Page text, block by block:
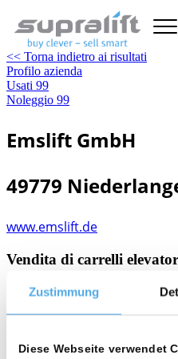
Zustimmung
Diese Webseite verwendet
<< Torna indietro ai risultati
Profilo azienda
Usati 99
Noleggio 99
Emslift GmbH
49779
www.emslift.de
Vendita di carrelli
person